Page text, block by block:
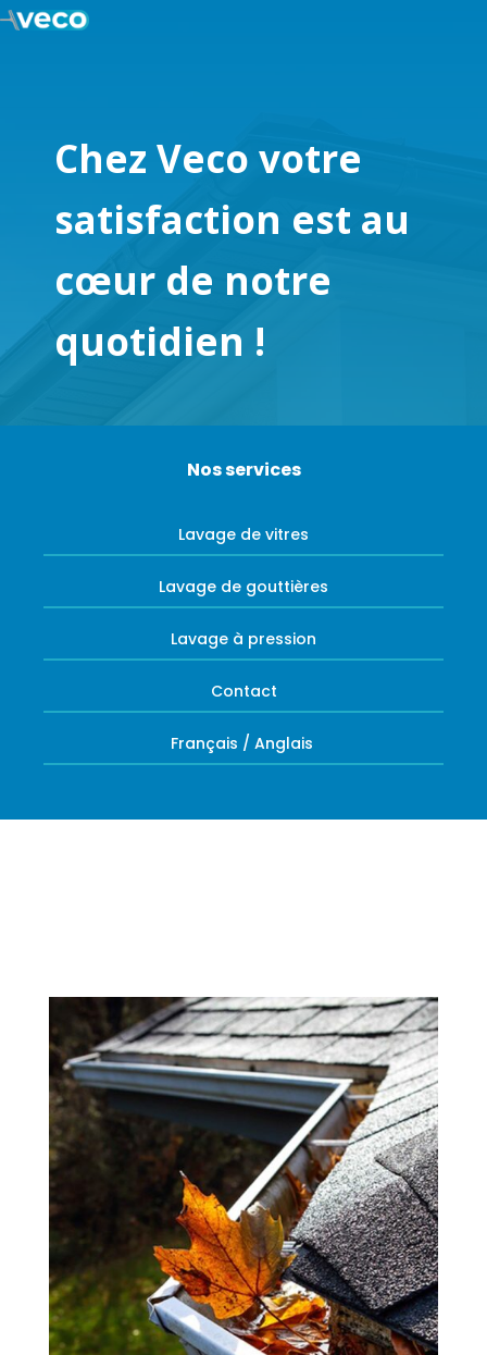
Chez Veco votre
satisfaction est au
cœur de notre
quotidien !
Nos services
Lavage de vitres
Lavage de gouttières
Lavage à pression
Contact
Français / Anglais